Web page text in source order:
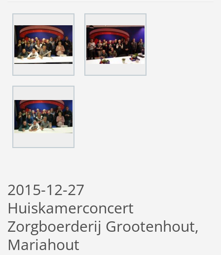
2015-12-27
Huiskamerconcert
Zorgboerderij Grootenhout,
Mariahout